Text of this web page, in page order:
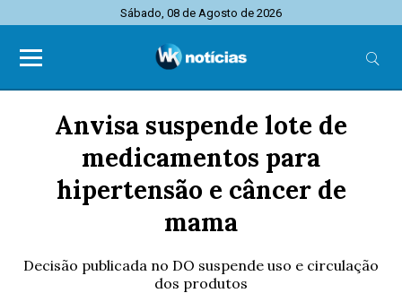
Sábado, 08 de Agosto de 2026
Anvisa suspende lote de
medicamentos para
hipertensão e câncer de
mama
Decisão publicada no DO suspende uso e circulação
dos produtos